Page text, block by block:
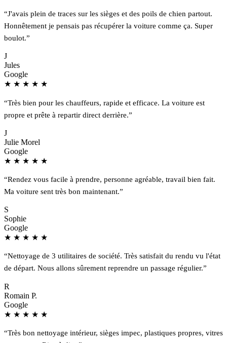
“J'avais plein de traces sur les sièges et des poils de chien partout.
Honnêtement je pensais pas récupérer la voiture comme ça. Super
boulot.”
J
Jules
Google
★ ★ ★ ★ ★
“Très bien pour les chauffeurs, rapide et efficace. La voiture est
propre et prête à repartir direct derrière.”
J
Julie Morel
Google
★ ★ ★ ★ ★
“Rendez vous facile à prendre, personne agréable, travail bien fait.
Ma voiture sent très bon maintenant.”
S
Sophie
Google
★ ★ ★ ★ ★
“Nettoyage de 3 utilitaires de société. Très satisfait du rendu vu l'état
de départ. Nous allons sûrement reprendre un passage régulier.”
R
Romain P.
Google
★ ★ ★ ★ ★
“Très bon nettoyage intérieur, sièges impec, plastiques propres, vitres